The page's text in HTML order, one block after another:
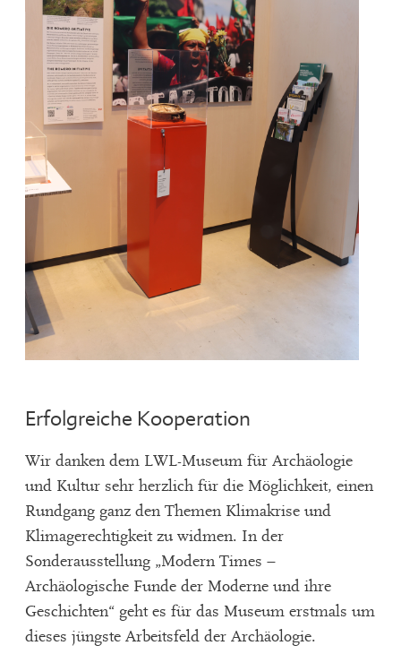
Erfolgreiche Kooperation
Wir danken dem LWL-Museum für Archäologie
und Kultur sehr herzlich für die Möglichkeit, einen
Rundgang ganz den Themen Klimakrise und
Klimagerechtigkeit zu widmen. In der
Sonderausstellung „Modern Times –
Archäologische Funde der Moderne und ihre
Geschichten“ geht es für das Museum erstmals um
dieses jüngste Arbeitsfeld der Archäologie.